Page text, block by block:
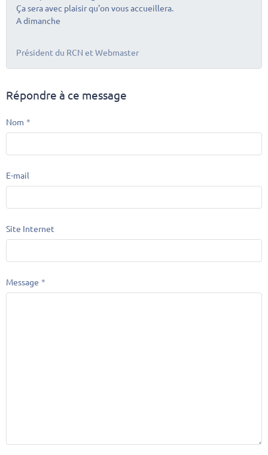
Ça sera avec plaisir qu'on vous accueillera.
A dimanche
Président du RCN et Webmaster
Répondre à ce message
Nom
E-mail
Site Internet
Message